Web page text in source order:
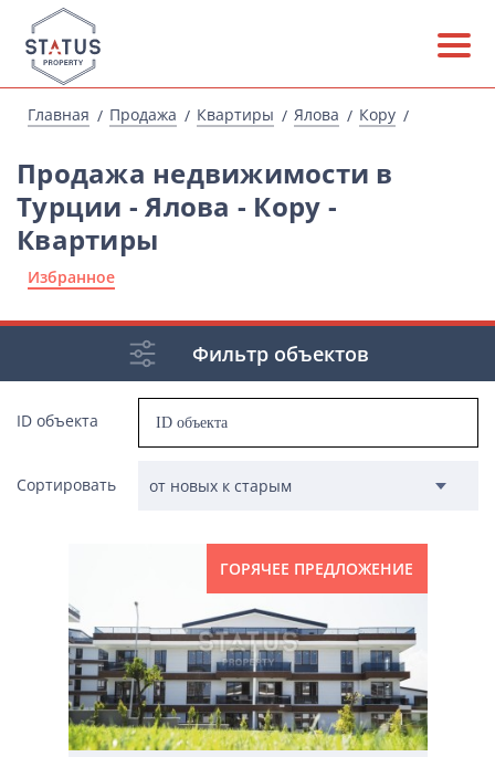
Главная Продажа Квартиры Ялова Кору
Продажа недвижимости в
Турции - Ялова - Кору -
Квартиры
Избранное
Фильтр объектов
ID объекта
Сортировать
ГОРЯЧЕЕ ПРЕДЛОЖЕНИЕ